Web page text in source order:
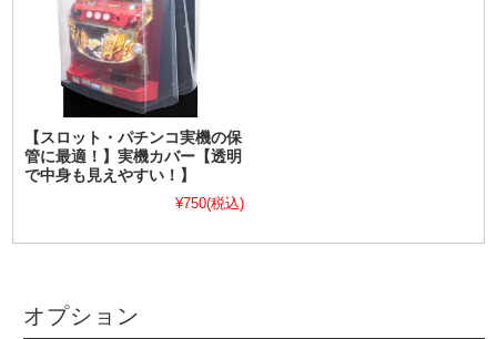
【スロット・パチンコ実機の保
管に最適！】実機カバー【透明
で中身も見えやすい！】
¥750(税込)
オプション